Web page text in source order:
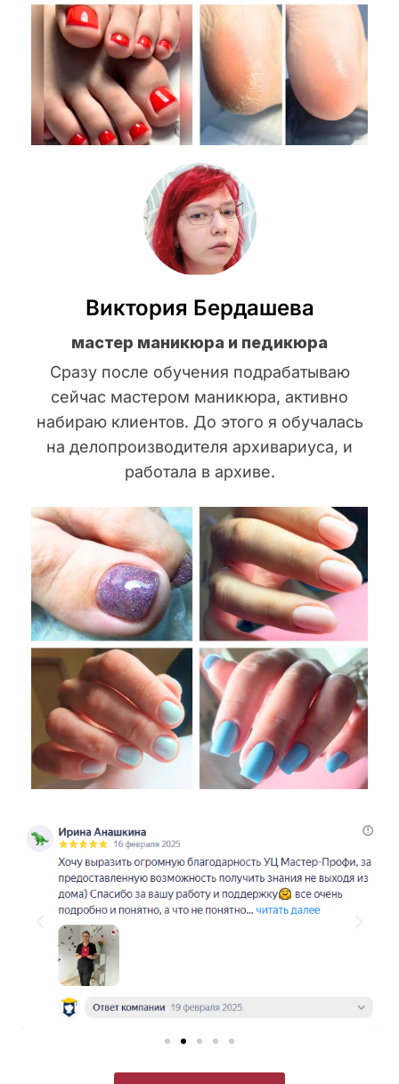
Виктория Бердашева
мастер маникюра и педикюра
Сразу после обучения подрабатываю
сейчас мастером маникюра, активно
набираю клиентов. До этого я обучалась
на делопроизводителя архивариуса, и
работала в архиве.